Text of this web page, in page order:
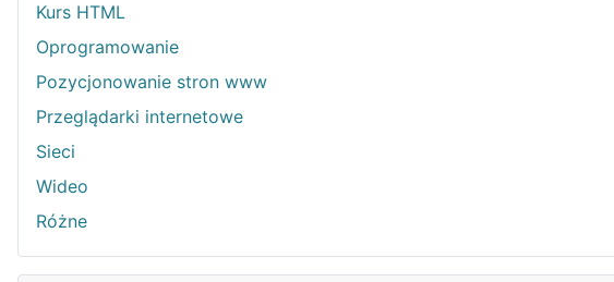
Kurs HTML
Oprogramowanie
Pozycjonowanie stron www
Przeglądarki internetowe
Sieci
Wideo
Różne